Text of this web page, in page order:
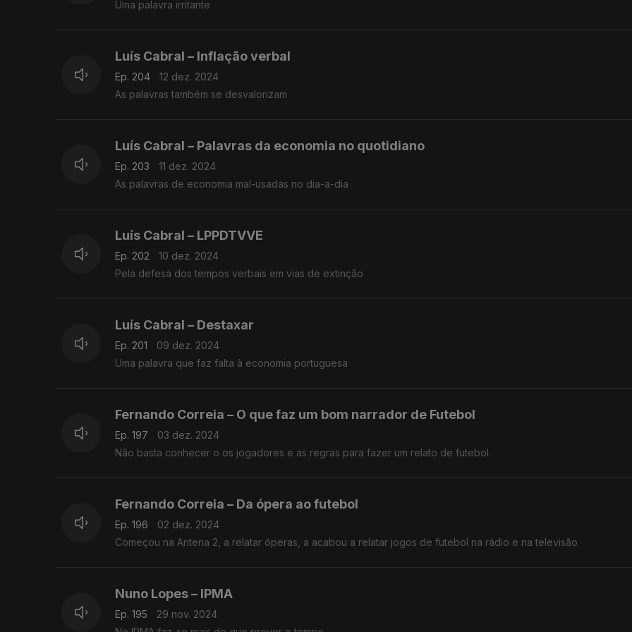
Uma palavra irritante
Luís Cabral – Inflação verbal
Ep. 204
12 dez. 2024
As palavras também se desvalorizam
Luís Cabral – Palavras da economia no quotidiano
Ep. 203
11 dez. 2024
As palavras de economia mal-usadas no dia-a-dia
Luís Cabral – LPPDTVVE
Ep. 202
10 dez. 2024
Pela defesa dos tempos verbais em vias de extinção
Luís Cabral – Destaxar
Ep. 201
09 dez. 2024
Uma palavra que faz falta à economia portuguesa
Fernando Correia – O que faz um bom narrador de Futebol
Ep. 197
03 dez. 2024
Não basta conhecer o os jogadores e as regras para fazer um relato de futebol.
Fernando Correia – Da ópera ao futebol
Ep. 196
02 dez. 2024
Começou na Antena 2, a relatar óperas, a acabou a relatar jogos de futebol na rádio e na televisão
Nuno Lopes – IPMA
Ep. 195
29 nov. 2024